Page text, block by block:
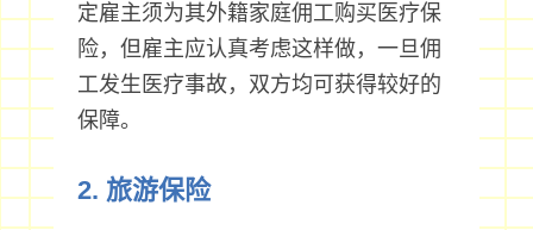
定雇主须为其外籍家庭佣工购买医疗保
险，但雇主应认真考虑这样做，一旦佣
工发生医疗事故，双方均可获得较好的
保障。
2. 旅游保险